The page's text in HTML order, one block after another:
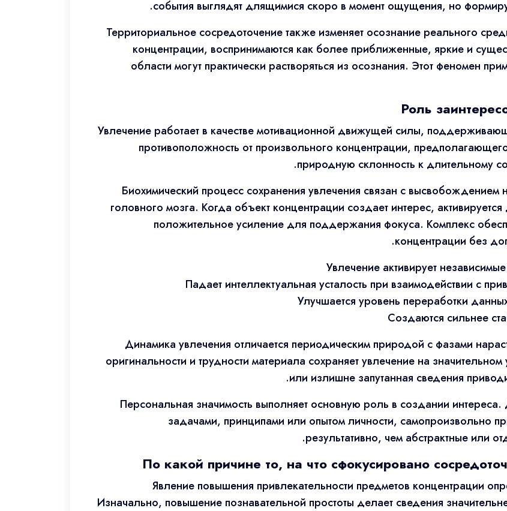
события выглядят длящимися скоро в момент ощущения, но
Территориальное сосредоточение также изменяет осознание реального
концентрации, воспринимаются как более приближенные, яркие и
области могут практически растворяться из осознания. Этот феномен
Роль
Увлечение работает в качестве мотивационной движущей силы,
противоположность от произвольного концентрации,
природную склонность к длительному
Биохимический процесс сохранения увлечения связан с высвобождением
головного мозга. Когда объект концентрации создает интерес,
положительное усиление для поддержания фокуса. Комплекс
концентрации без
Увлечение активирует
Падает интеллектуальная усталость при взаимодействии с
Улучшается уровень переработки
Создаются сильнее
Динамика увлечения отличается периодическим природой с фазами
оригинальности и трудности материала сохраняет увлечение на
или излишне запутанная сведения
Персональная значимость выполняет основную роль в создании
задачами, принципами или опытом личности, самопроизвольно
результативно, чем абстрактные или
По какой причине то, на что сфокусировано
Явление повышения привлекательности предметов концентрации
Изначально, повышение познавательной простоты делает сведения